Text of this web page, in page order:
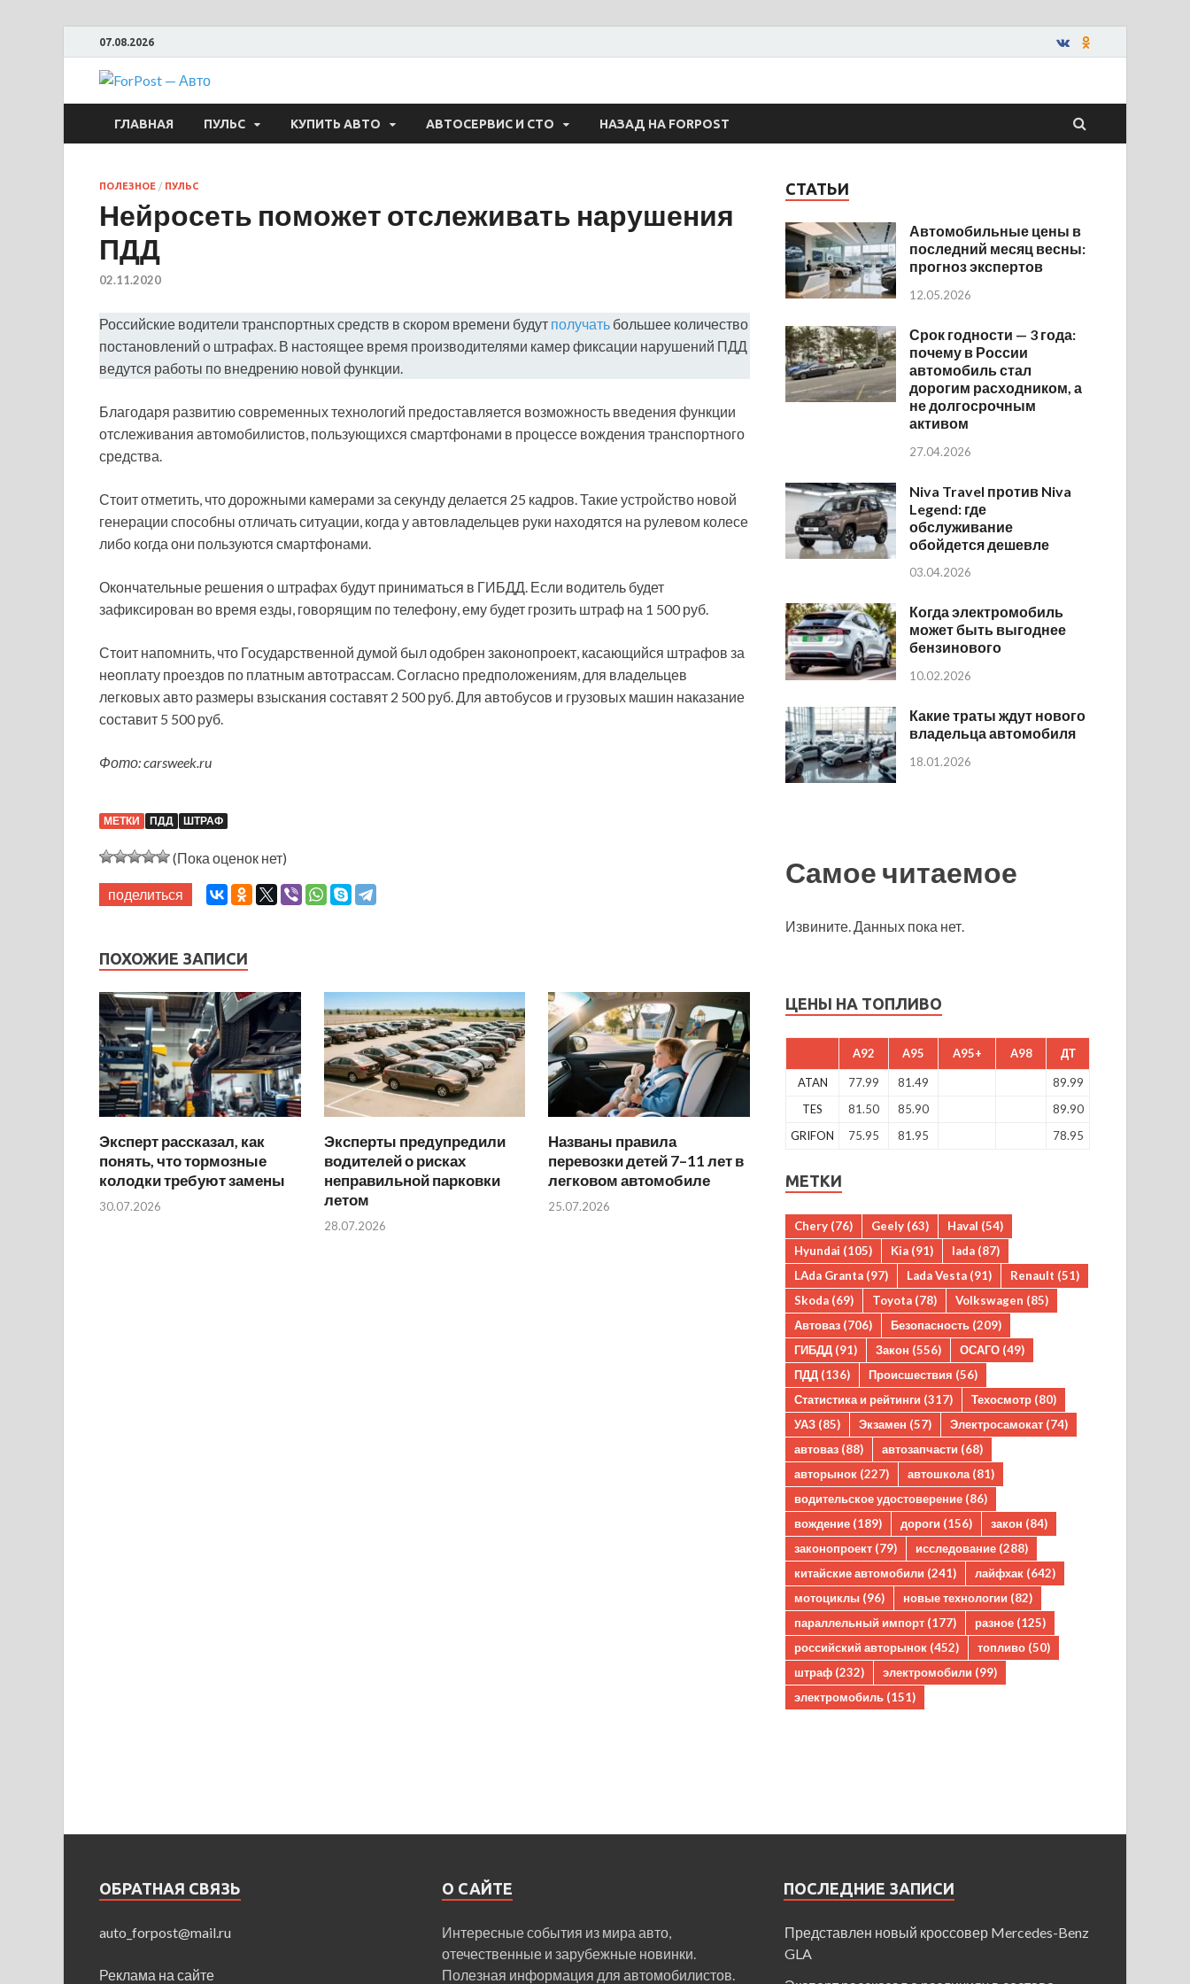
07.08.2026
ForPost — Авто
ГЛАВНАЯ ПУЛЬС КУПИТЬ АВТО АВТОСЕРВИС И СТО НАЗАД НА FORPOST
ПОЛЕЗНОЕ / ПУЛЬС
Нейросеть поможет отслеживать нарушения
ПДД
02.11.2020
Российские водители транспортных средств в скором времени будут получать большее количество
постановлений о штрафах. В настоящее время производителями камер фиксации нарушений ПДД
ведутся работы по внедрению новой функции.
Благодаря развитию современных технологий предоставляется возможность введения функции
отслеживания автомобилистов, пользующихся смартфонами в процессе вождения транспортного
средства.
Стоит отметить, что дорожными камерами за секунду делается 25 кадров. Такие устройство новой
генерации способны отличать ситуации, когда у автовладельцев руки находятся на рулевом колесе
либо когда они пользуются смартфонами.
Окончательные решения о штрафах будут приниматься в ГИБДД. Если водитель будет
зафиксирован во время езды, говорящим по телефону, ему будет грозить штраф на 1 500 руб.
Стоит напомнить, что Государственной думой был одобрен законопроект, касающийся штрафов за
неоплату проездов по платным автотрассам. Согласно предположениям, для владельцев
легковых авто размеры взыскания составят 2 500 руб. Для автобусов и грузовых машин наказание
составит 5 500 руб.
Фото: carsweek.ru
МЕТКИ ПДД ШТРАФ
(Пока оценок нет)
поделиться
ПОХОЖИЕ ЗАПИСИ
Эксперт рассказал, как
понять, что тормозные
колодки требуют замены
30.07.2026
Эксперты предупредили
водителей о рисках
неправильной парковки
летом
28.07.2026
Названы правила
перевозки детей 7–11 лет в
легковом автомобиле
25.07.2026
СТАТЬИ
Автомобильные цены в
последний месяц весны:
прогноз экспертов
12.05.2026
Срок годности — 3 года:
почему в России
автомобиль стал
дорогим расходником, а
не долгосрочным
активом
27.04.2026
Niva Travel против Niva
Legend: где
обслуживание
обойдется дешевле
03.04.2026
Когда электромобиль
может быть выгоднее
бензинового
10.02.2026
Какие траты ждут нового
владельца автомобиля
18.01.2026
Самое читаемое
Извините. Данных пока нет.
ЦЕНЫ НА ТОПЛИВО
A92 A95 A95+ A98 ДТ
ATAN 77.99 81.49
89.99
TES
81.50 85.90
89.90
GRIFON
75.95 81.95 78.95
МЕТКИ
Chery (76) Geely (63) Haval (54)
Hyundai (105) Kia (91) lada (87)
LAda Granta (97) Lada Vesta (91) Renault (51)
Skoda (69) Toyota (78) Volkswagen (85)
Автоваз (706) Безопасность (209)
ГИБДД (91) Закон (556) ОСАГО (49)
ПДД (136) Происшествия (56)
Статистика и рейтинги (317) Техосмотр (80)
УАЗ (85) Экзамен (57) Электросамокат (74)
автоваз (88) автозапчасти (68)
авторынок (227) автошкола (81)
водительское удостоверение (86)
вождение (189) дороги (156) закон (84)
законопроект (79) исследование (288)
китайские автомобили (241) лайфхак (642)
мотоциклы (96) новые технологии (82)
параллельный импорт (177) разное (125)
российский авторынок (452) топливо (50)
штраф (232) электромобили (99)
электромобиль (151)
ОБРАТНАЯ СВЯЗЬ
auto_forpost@mail.ru
Реклама на сайте
О САЙТЕ
Интересные события из мира авто,
отечественные и зарубежные новинки.
Полезная информация для автомобилистов.
ПОСЛЕДНИЕ ЗАПИСИ
Представлен новый кроссовер Mercedes-Benz
GLA